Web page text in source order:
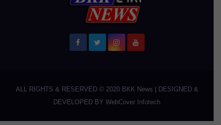
ALL RIGHTS & RESERVED © 2020 BKK News
DESIGNED &
DEVELOPED BY WebCover Infotech